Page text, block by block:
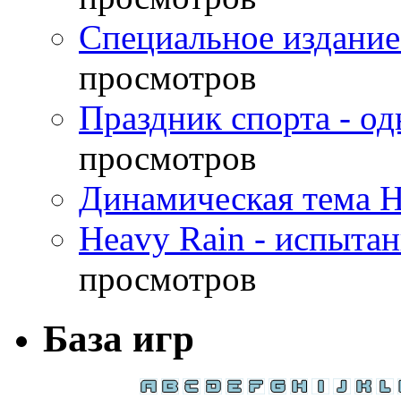
Специальное
просмотров
Праздник спорта -
просмотров
Динамическая тема
Heavy Rain -
просмотров
База игр